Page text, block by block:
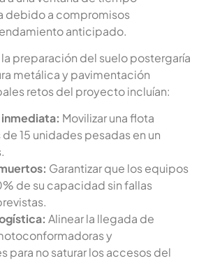
debido a compromisos
anticipado.
preparación del suelo postergaría
metálica y pavimentación
retos del proyecto incluían:
Movilizar una flota
15 unidades pesadas en un
Garantizar que los equipos
de su capacidad sin fallas
Alinear la llegada de
y
para no saturar los accesos del